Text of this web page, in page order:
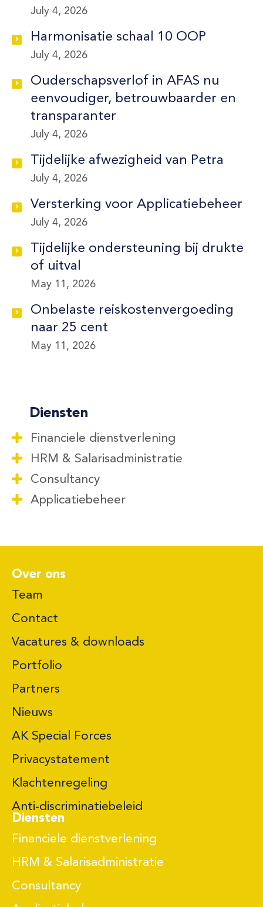
July 4, 2026
Harmonisatie schaal 10 OOP
July 4, 2026
Ouderschapsverlof in AFAS nu
eenvoudiger, betrouwbaarder en
transparanter
July 4, 2026
Tijdelijke afwezigheid van Petra
July 4, 2026
Versterking voor Applicatiebeheer
July 4, 2026
Tijdelijke ondersteuning bij drukte
of uitval
May 11, 2026
Onbelaste reiskostenvergoeding
naar 25 cent
May 11, 2026
Diensten
Financiele dienstverlening
HRM & Salarisadministratie
Consultancy
Applicatiebeheer
Over ons
Team
Contact
Vacatures & downloads
Portfolio
Partners
Nieuws
AK Special Forces
Privacystatement
Klachtenregeling
Anti-discriminatiebeleid
Diensten
Financiele dienstverlening
HRM & Salarisadministratie
Consultancy